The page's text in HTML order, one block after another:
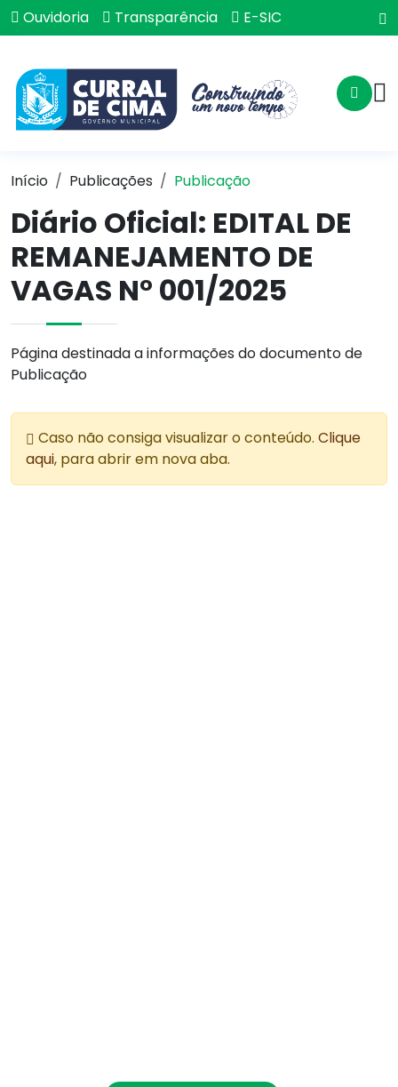
Ouvidoria Transparência E-SIC
Início Publicações Publicação
Diário Oficial: EDITAL DE
REMANEJAMENTO DE
VAGAS N° 001/2025
Página destinada a informações do documento de
Publicação
Caso não consiga visualizar o conteúdo. Clique
aqui, para abrir em nova aba.